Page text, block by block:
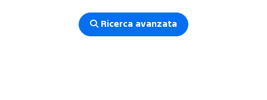
Ricerca avanzata